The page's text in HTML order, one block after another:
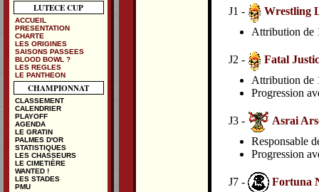
J1 -
Wrestling
Attribution de
J2 -
Fatal
Attribution de
Progression
J3 -
Asrai
Responsable
Progression
J7 -
Fortuna
LUTECE CUP
ACCUEIL
PRESENTATION
CHARTE
LES ORIGINES
SAISONS PASSEES
BLOOD BOWL ?
LES REGLES
LE PANTHEON
CHAMPIONNAT
CLASSEMENT
CALENDRIER
PLAYOFF
AGENDA
LE GRATIN
PALMES D'OR
STATISTIQUES
LES CHASSEURS
LE CIMETIÈRE
WANTED !
LES STADES
PMU